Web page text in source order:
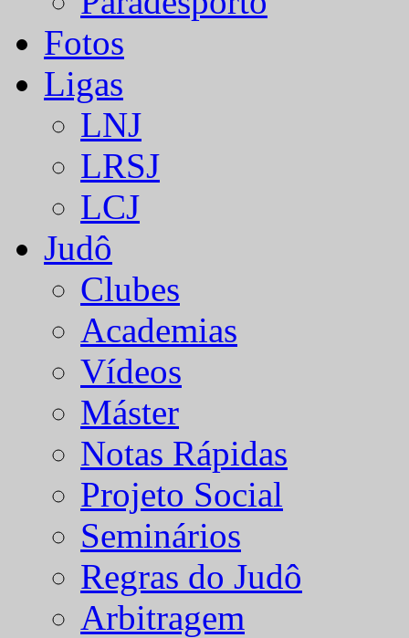
Fotos
Ligas
LNJ
LRSJ
LCJ
Judô
Clubes
Academias
Vídeos
Máster
Notas Rápidas
Projeto Social
Seminários
Regras do Judô
Arbitragem